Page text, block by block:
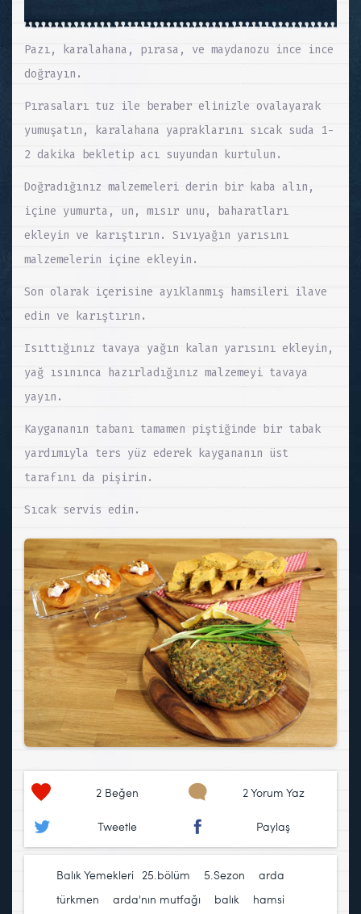
Pazı, karalahana, pırasa, ve maydanozu ince ince
doğrayın.
Pırasaları tuz ile beraber elinizle ovalayarak
yumuşatın, karalahana yapraklarını sıcak suda 1-
2 dakika bekletip acı suyundan kurtulun.
Doğradığınız malzemeleri derin bir kaba alın,
içine yumurta, un, mısır unu, baharatları
ekleyin ve karıştırın. Sıvıyağın yarısını
malzemelerin içine ekleyin.
Son olarak içerisine ayıklanmış hamsileri ilave
edin ve karıştırın.
Isıttığınız tavaya yağın kalan yarısını ekleyin,
yağ ısınınca hazırladığınız malzemeyi tavaya
yayın.
Kaygananın tabanı tamamen piştiğinde bir tabak
yardımıyla ters yüz ederek kaygananın üst
tarafını da pişirin.
Sıcak servis edin.
2 Beğen 2 Yorum Yaz
Tweetle Paylaş
Balık Yemekleri 25.bölüm 5.Sezon
arda
türkmen
arda'nın mutfağı balık hamsi